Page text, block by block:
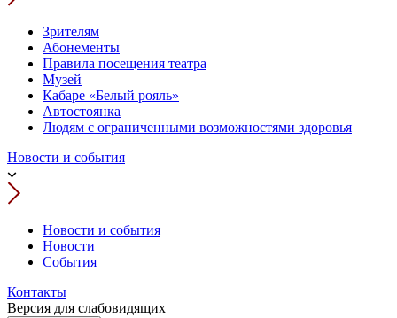
Зрителям
Абонементы
Правила посещения театра
Музей
Кабаре «Белый рояль»
Автостоянка
Людям с ограниченными возможностями здоровья
Новости и события
Новости и события
Новости
События
Контакты
Версия для слабовидящих